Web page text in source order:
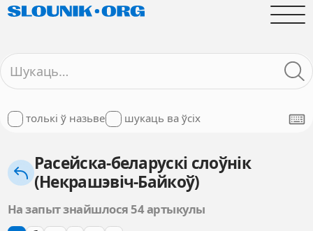
толькі ў назьве шукаць ва ўсіх
Расейска-беларускі слоўнік
(Некрашэвіч-Байкоў)
На запыт знайшлося 54 артыкулы